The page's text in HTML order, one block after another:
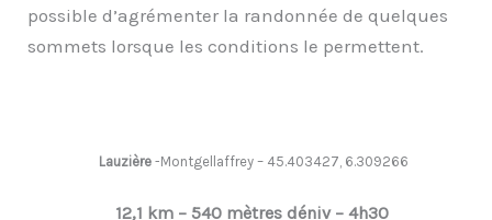
possible d’agrémenter la randonnée de quelques
sommets lorsque les conditions le permettent.
Lauzière-Montgellaffrey – 45.403427, 6.309266
12,1 km – 540 mètres déniv – 4h30